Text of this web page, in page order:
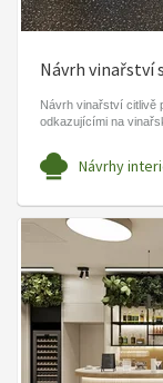
Návrh vinařství
Návrh vinařství citlivě
odkazujícími na
Návrhy